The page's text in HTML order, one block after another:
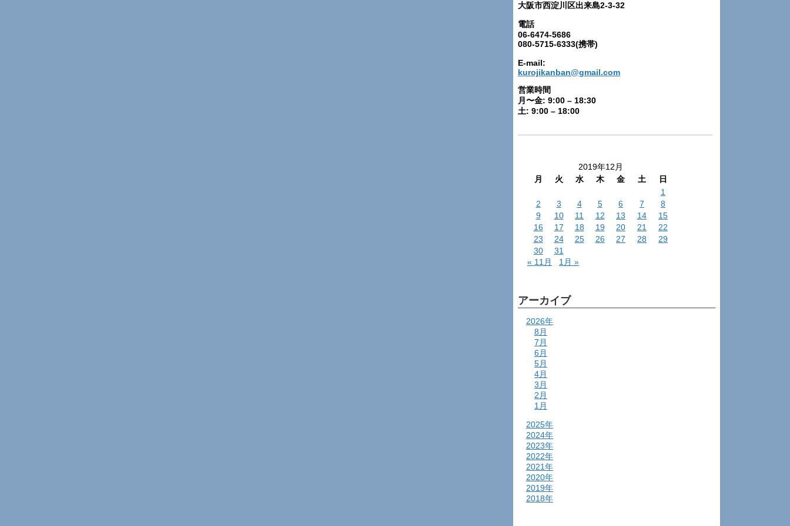
大阪市西淀川区出来島2-3-32
電話
06-6474-5686
080-5715-6333(携帯)
E-mail:
kurojikanban@gmail.com
営業時間
月〜金: 9:00 – 18:30
土: 9:00 – 18:00
2019年12月
月
火 水 木 金 土
日
1
2
3 4 5 6 7
8
9
10 11 12 13 14
15
16
17 18 19 20 21
22
23
24 25 26 27 28
29
30
31
« 11月
1月 »
アーカイブ
2026年
8月
7月
6月
5月
4月
3月
2月
1月
2025年
2024年
2023年
2022年
2021年
2020年
2019年
2018年